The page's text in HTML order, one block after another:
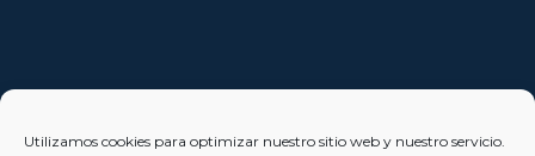
Utilizamos cookies para optimizar nuestro sitio web y nuestro servicio.
Avda. País Valencià nº54, Oficina 23, Alcoy (Alicante)